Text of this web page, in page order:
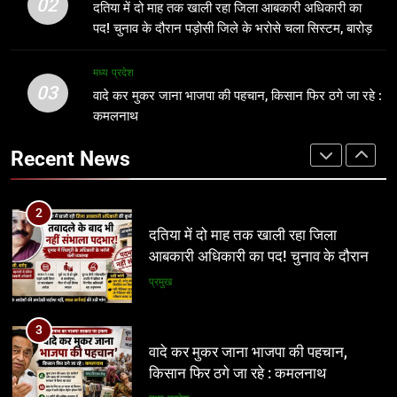
पड़ोसी जिले के भरोसे चला सिस्टम, बारोड़ पर
प्रमुख
3
वादे कर मुकर जाना भाजपा की पहचान,
फटकार, अधिकारियों पर अवमानना की
कार्रवाई के संकेत
नई दिल्ली
5
विद्यार्थी को मिलेगा करियर मार्गदर्शन, शिक्षा
व्यवस्था में बदलाव की नई पहल
शिक्षा
02
दतिया में दो माह तक खाली रहा जिला आबकारी अधिकारी का
पद! चुनाव के दौरान पड़ोसी जिले के भरोसे चला सिस्टम, बारोड़
पर कार्रवाई की मांग
03
मध्य प्रदेश
वादे कर मुकर जाना भाजपा की पहचान, किसान फिर ठगे जा रहे :
कमलनाथ
Recent News
निर्देशों से नहीं, नालों/जल निकासी पर कब्जे
अन्य
2
आबकारी अधिकारी का पद! चुनाव के दौरान
पड़ोसी जिले के भरोसे चला सिस्टम, बारोड़ पर
कार्रवाई की मांग
3
वादे कर मुकर जाना भाजपा की पहचान,
किसान फिर ठगे जा रहे : कमलनाथ
मध्य प्रदेश
4
अवैध निर्माण पर सुप्रीम कोर्ट सख्त: राज्यों को
फटकार, अधिकारियों पर अवमानना की